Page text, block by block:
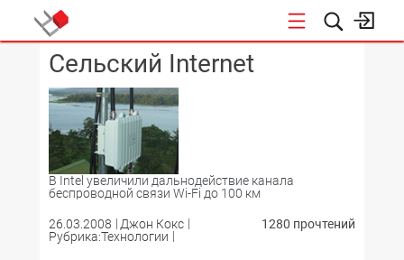
КОНФЕРЕНЦИИ
Сельский Internet
В Intel увеличили дальнодействие канала
беспроводной связи Wi-Fi до 100 км
26.03.2008
Джон Кокс
Рубрика:Технологии
1280 прочтений